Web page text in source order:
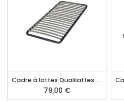
Cadre à lattes Qualilattes 90 x 200 cm
79,00 €